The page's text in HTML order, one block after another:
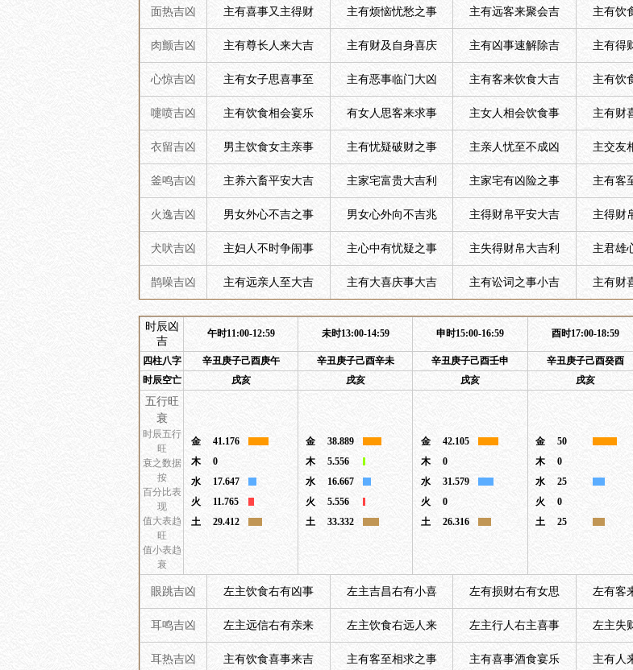
面热吉凶 主有喜事又主得财 主有烦恼忧愁之事 主有远客来聚会吉 主有饮
肉颤吉凶 主有尊长人来大吉 主有财及自身喜庆 主有凶事速解除吉 主有得
心惊吉凶 主有女子思喜事至 主有恶事临门大凶 主有客来饮食大吉 主有饮
嚏喷吉凶 主有饮食相会宴乐 有女人思客来求事 主女人相会饮食事 主有财
衣留吉凶 男主饮食女主亲事 主有忧疑破财之事 主亲人忧至不成凶 主交友
釜鸣吉凶 主养六畜平安大吉 主家宅富贵大吉利 主家宅有凶险之事 主有客
火逸吉凶 男女外心不吉之事 男女心外向不吉兆 主得财帛平安大吉 主得财
犬吠吉凶 主妇人不时争闹事 主心中有忧疑之事 主失得财帛大吉利 主君雄
鹊噪吉凶 主有远亲人至大吉 主有大喜庆事大吉 主有讼词之事小吉 主有财
时辰凶
吉
午时11:00-12:59 未时13:00-14:59 申时15:00-16:59 酉时17:00-18:59
四柱八字 辛丑庚子己酉庚午 辛丑庚子己酉辛未 辛丑庚子己酉壬申 辛丑庚子己酉癸酉
时辰空亡
戌亥 戌亥 戌亥 戌亥
五行旺
衰
时辰五行
旺
衰之数据
按
百分比表
现
值大表趋
旺
值小表趋
衰
金
41.176
木
0
水
17.647
火
11.765
土
29.412
金
38.889
木
5.556
水
16.667
火
5.556
土
33.332
金
42.105
木
0
水
31.579
火
0
土
26.316
金
50
木
0
水
25
火
0
土
25
眼跳吉凶 左主饮食右有凶事 左主吉昌右有小喜 左有损财右有女思 左有客
耳鸣吉凶 左主远信右有亲来 左主饮食右远人来 左主行人右主喜事 左主失
耳热吉凶 主有饮食喜事来吉 主有客至相求之事 主有喜事酒食宴乐 主有人